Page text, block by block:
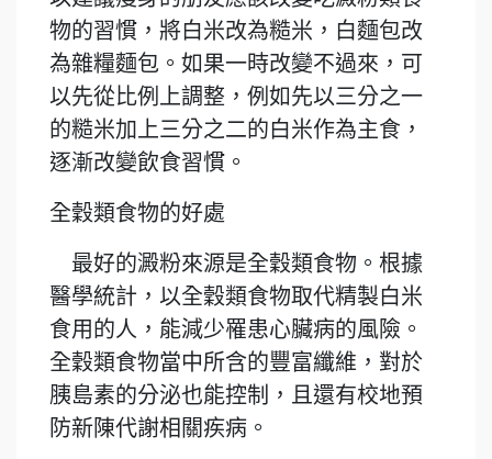
物的習慣，將白米改為糙米，白麵包改
為雜糧麵包。如果一時改變不過來，可
以先從比例上調整，例如先以三分之一
的糙米加上三分之二的白米作為主食，
逐漸改變飲食習慣。
全穀類食物的好處
最好的澱粉來源是全穀類食物。根據
醫學統計，以全穀類食物取代精製白米
食用的人，能減少罹患心臟病的風險。
全穀類食物當中所含的豐富纖維，對於
胰島素的分泌也能控制，且還有校地預
防新陳代謝相關疾病。